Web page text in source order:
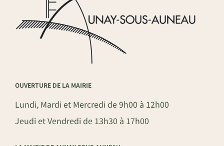
OUVERTURE DE LA MAIRIE
Lundi, Mardi et Mercredi de 9h00 à 12h00
Jeudi et Vendredi de 13h30 à 17h00